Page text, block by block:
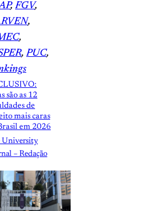
, FGV
, PUC
são as 12
de
mais caras
em 2026
University
– Redação